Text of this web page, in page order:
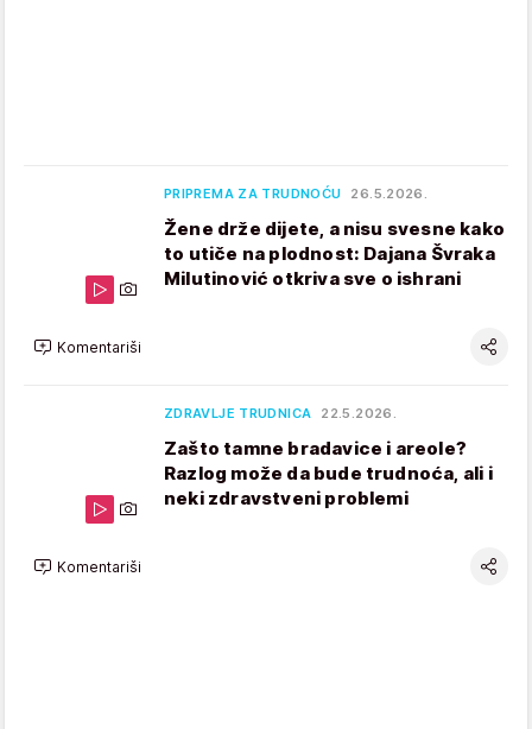
PRIPREMA ZA TRUDNOĆU 26.5.2026.
Žene drže dijete, a nisu svesne kako
to utiče na plodnost: Dajana Švraka
Milutinović otkriva sve o ishrani
Komentariši
ZDRAVLJE TRUDNICA 22.5.2026.
Zašto tamne bradavice i areole?
Razlog može da bude trudnoća, ali i
neki zdravstveni problemi
Komentariši